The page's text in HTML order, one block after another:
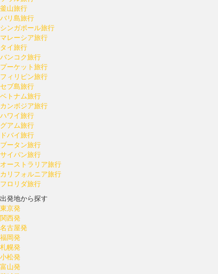
釜山旅行
バリ島旅行
シンガポール旅行
マレーシア旅行
タイ旅行
バンコク旅行
プーケット旅行
フィリピン旅行
セブ島旅行
ベトナム旅行
カンボジア旅行
ハワイ旅行
グアム旅行
ドバイ旅行
ブータン旅行
サイパン旅行
オーストラリア旅行
カリフォルニア旅行
フロリダ旅行
出発地から探す
東京発
関西発
名古屋発
福岡発
札幌発
小松発
富山発